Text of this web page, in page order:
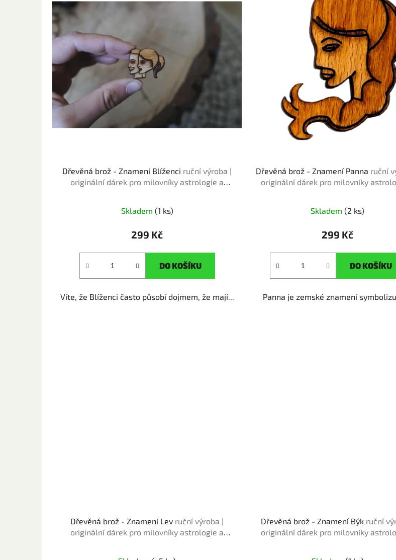
Dřevěná brož - Znamení Blíženci ruční výroba |
originální dárek pro milovníky astrologie a
Skladem (1 ks)
299 Kč
DO KOŠÍKU
Víte, že Blíženci často působí dojmem, že mají...
Dřevěná brož - Znamení Panna ruční
originální dárek pro milovníky
Skladem(2 ks)
299 Kč
DO KOŠÍKU
Panna je zemské znamení
Dřevěná brož - Znamení Lev ruční výroba |
originální dárek pro milovníky astrologie a
Dřevěná brož - Znamení Býk ruční
originální dárek pro milovníky